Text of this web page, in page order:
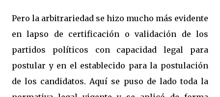
Pero la arbitrariedad se hizo mucho más evidente
en lapso de certificación o validación de los
partidos políticos con capacidad legal para
postular y en el establecido para la postulación
de los candidatos. Aquí se puso de lado toda la